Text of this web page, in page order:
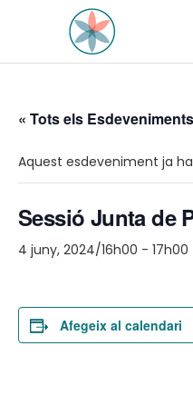
« Tots els Esdeveniments
Aquest esdeveniment ja
Sessió Junta de
4 juny, 2024/16h00 - 17h00
Afegeix al calendari